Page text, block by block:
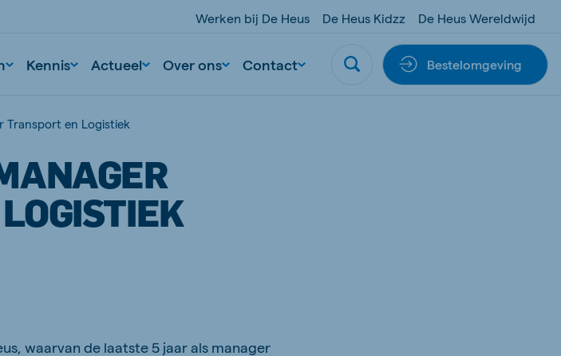
Werken bij De Heus De Heus Kidzz De Heus Wereldwijd
Kennis Actueel Over ons Contact Bestelomgeving
Transport en Logistiek
waarvan de laatste 5 jaar als manager